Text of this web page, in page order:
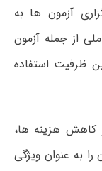
آزمون ها به
از جمله آزمون
ظرفیت استفاده
هزینه ها،
را به عنوان ویژگی